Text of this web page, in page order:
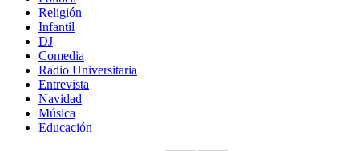
Religión
Infantil
DJ
Comedia
Radio Universitaria
Entrevista
Navidad
Música
Educación